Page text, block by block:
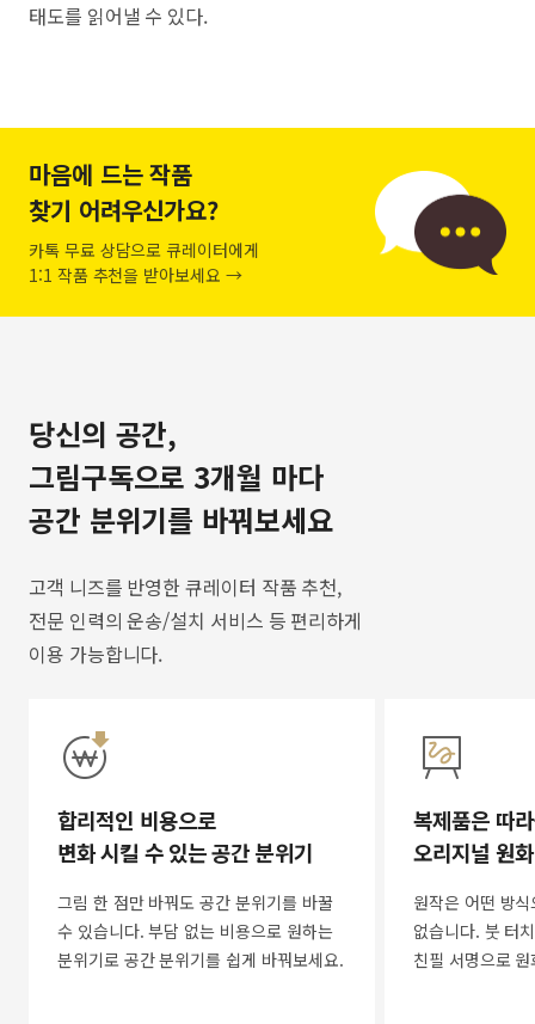
태도를 읽어낼 수 있다.
마음에 드는 작품
찾기 어려우신가요?
카톡 무료 상담으로 큐레이터에게
1:1 작품 추천을 받아보세요 →
당신의 공간,
그림구독으로 3개월 마다
공간 분위기를 바꿔보세요
고객 니즈를 반영한 큐레이터 작품 추천,
전문 인력의 운송/설치 서비스 등 편리하게
이용 가능합니다.
합리적인 비용으로
변화 시킬 수 있는 공간 분위기
그림 한 점만 바꿔도 공간 분위기를 바꿀
수 있습니다. 부담 없는 비용으로 원하는
분위기로 공간 분위기를 쉽게 바꿔보세요.
복제품은 따
오리지널 원
원작은 어떤 방
없습니다. 붓 터
친필 서명으로